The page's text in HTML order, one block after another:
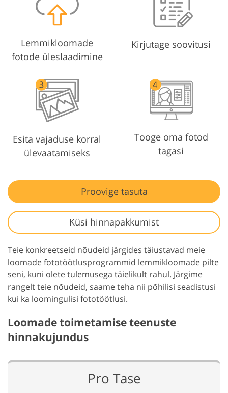
Lemmikloomade
fotode üleslaadimine
Kirjutage soovitusi
Esita vajaduse korral
ülevaatamiseks
Tooge oma fotod
tagasi
Proovige tasuta
Küsi hinnapakkumist
Teie konkreetseid nõudeid järgides täiustavad meie
loomade fototöötlusprogrammid lemmikloomade pilte
seni, kuni olete tulemusega täielikult rahul. Järgime
rangelt teie nõudeid, saame teha nii põhilisi seadistusi
kui ka loomingulisi fototöötlusi.
Loomade toimetamise teenuste
hinnakujundus
Pro Tase